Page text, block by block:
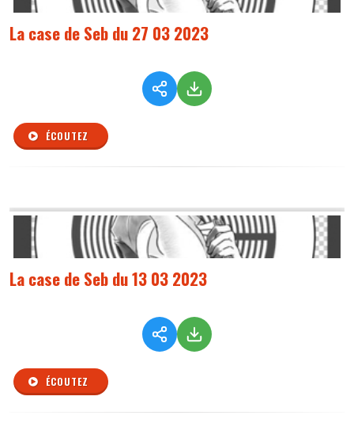
La case de Seb du 27 03 2023
ÉCOUTEZ
La case de Seb du 13 03 2023
ÉCOUTEZ